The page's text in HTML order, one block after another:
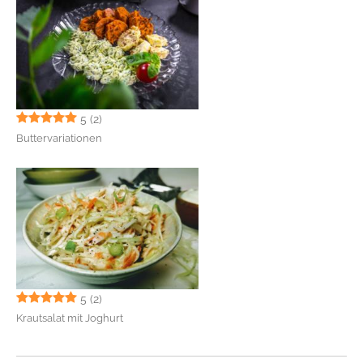
5 (2)
Buttervariationen
5 (2)
Krautsalat mit Joghurt